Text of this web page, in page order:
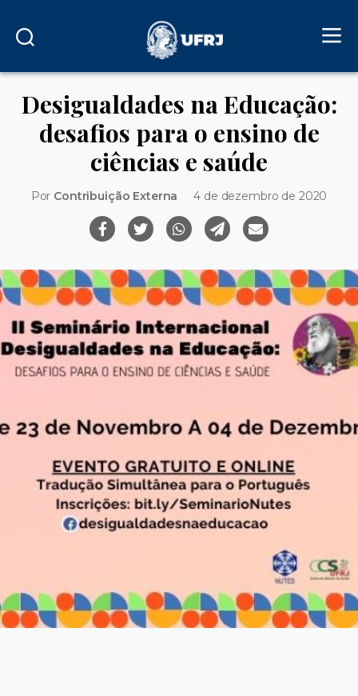
Desigualdades na Educação:
desafios para o ensino de
ciências e saúde
Por Contribuição Externa 4 de dezembro de 2020